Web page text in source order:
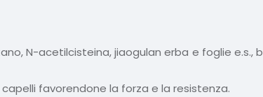
N-acetilcisteina, jiaogulan erba e foglie e.s.,
favorendone la forza e la resistenza.